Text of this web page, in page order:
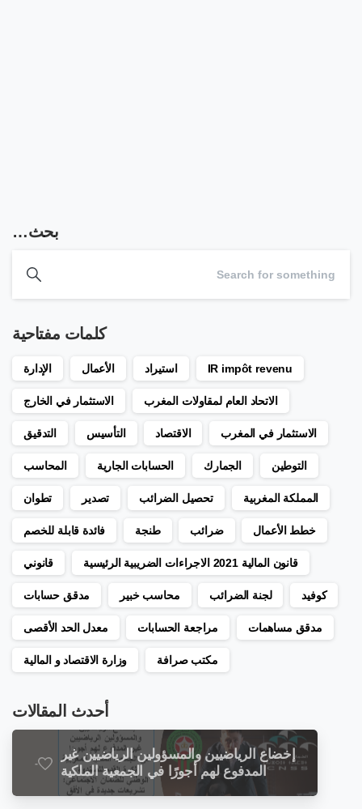
بحث…
كلمات مفتاحية
IR impôt revenu استيراد الأعمال الإدارة
الاتحاد العام لمقاولات المغرب الاستثمار في الخارج
الاستثمار في المغرب الاقتصاد التأسيس التدقيق
التوطين الجمارك الحسابات الجارية المحاسب
المملكة المغربية تحصيل الضرائب تصدير تطوان
خطط الأعمال ضرائب طنجة فائدة قابلة للخصم
قانون المالية 2021 الاجراءات الضريبية الرئيسية قانوني
كوفيد لجنة الضرائب محاسب خبير مدقق حسابات
مدقق مساهمات مراجعة الحسابات معدل الحد الأقصى
مكتب صرافة وزارة الاقتصاد و المالية
أحدث المقالات
إخضاع الرياضيين والمسؤولين الرياضيين غير
المدفوع لهم أجورًا في الجمعية الملكية
المغربية لكرة القدم للصندوق الوطني
-